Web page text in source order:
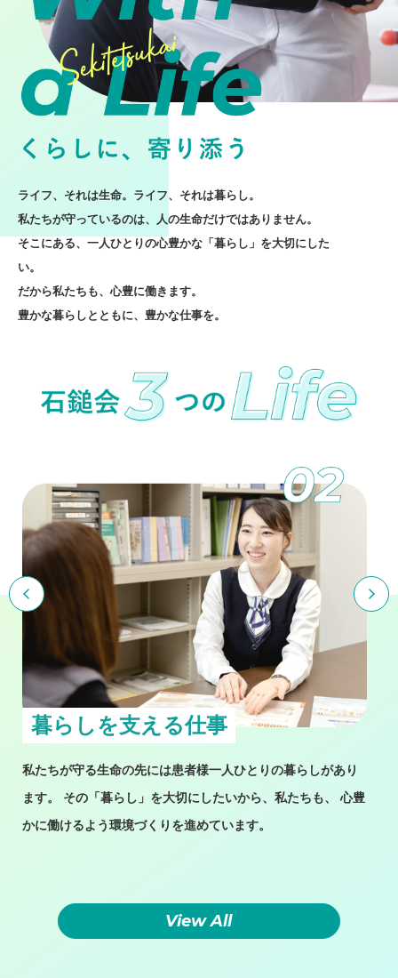
ライフ、それは生命。ライフ、それは暮らし。
私たちが守っているのは、人の生命だけではありません。
そこにある、一人ひとりの心豊かな「暮らし」を大切にした
い。
だから私たちも、心豊に働きます。
豊かな暮らしとともに、豊かな仕事を。
暮らしを支える仕事
私たちが守る生命の先には患者様一人ひとりの暮らしがあり
ます。
その「暮らし」を大切にしたいから、私たちも、
心豊
かに働けるよう環境づくりを進めています。
View All